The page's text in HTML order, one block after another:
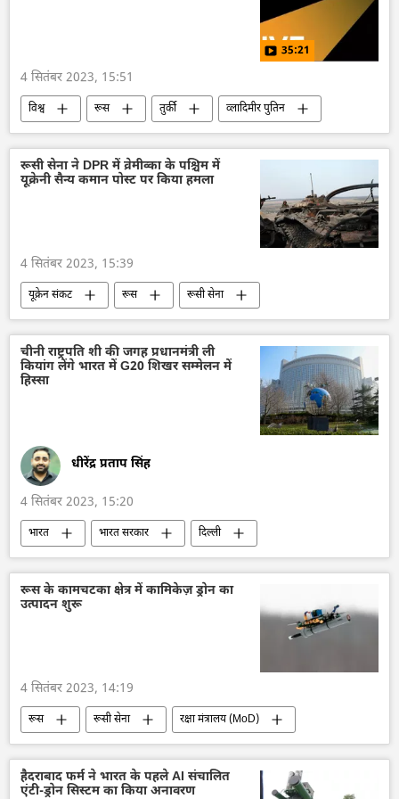
35:21
4 सितंबर 2023, 15:51
विश्व रूस तुर्की
व्लादिमीर पुतिन
रेसेप तईप एर्दोगन
अनाज सौदा
द्विपक्षीय रिश्ते
द्विपक्षीय व्यापार काला सागर
रूसी सेना ने DPR में व्रेमीव्का के पश्चिम में
यूक्रेनी सैन्य कमान पोस्ट पर किया हमला
4 सितंबर 2023, 15:39
यूक्रेन संकट रूस
रूसी सेना
रक्षा मंत्रालय (MoD)
डोनेट्स्क पीपुल्स रिपब्लिक
यूक्रेन
यूक्रेन सशस्त्र बल
यूक्रेन का जवाबी हमला
चीनी राष्ट्रपति शी की जगह प्रधानमंत्री ली
कियांग लेंगे भारत में G20 शिखर सम्मेलन में
हिस्सा
धीरेंद्र प्रताप सिंह
4 सितंबर 2023, 15:20
भारत भारत सरकार
दिल्ली
जी20
रूस सर्गे लवरोव
चीन
भारत-चीन रिश्ते
ली किआंग
शी जिनपिंग
ब्राज़ील
रूस के कामचटका क्षेत्र में कामिकेज़ ड्रोन का
उत्पादन शुरू
4 सितंबर 2023, 14:19
रूस रूसी सेना
रक्षा मंत्रालय (MoD)
राष्ट्रीय सुरक्षा
ड्रोन
हथियारों की आपूर्ति
आत्मरक्षा
वायु रक्षा
विशेष सैन्य अभियान
हैदराबाद फर्म ने भारत के पहले AI संचालित
एंटी-ड्रोन सिस्टम का किया अनावरण